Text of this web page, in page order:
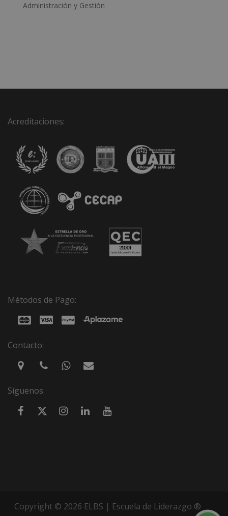
Administración y Gestión
Acreditaciones:
Métodos de Pago:
Contacto:
Síguenos:
Copyright © 2026 ELBS | Escuela de Liderazgo ®